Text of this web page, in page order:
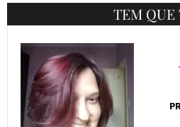
TEM QUE